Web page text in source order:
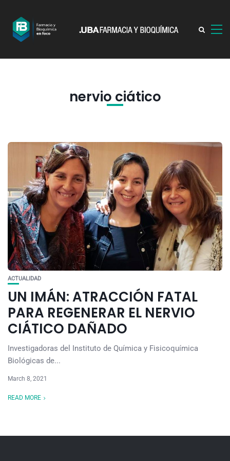
nervio ciático
ACTUALIDAD
UN IMÁN: ATRACCIÓN FATAL
PARA REGENERAR EL NERVIO
CIÁTICO DAÑADO
Investigadoras del Instituto de Química y Fisicoquímica
Biológicas de...
March 8, 2021
READ MORE